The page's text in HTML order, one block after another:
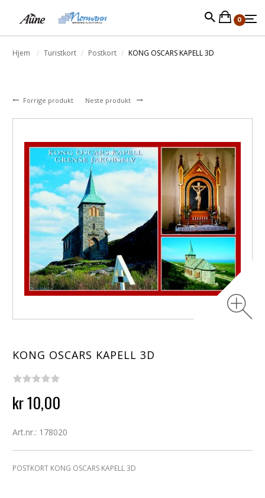
0
Hjem Turistkort Postkort KONG OSCARS KAPELL 3D
Forrige produkt Neste produkt
KONG OSCARS KAPELL 3D
kr 10,00
Art.nr.: 178020
POSTKORT KONG OSCARS KAPELL 3D